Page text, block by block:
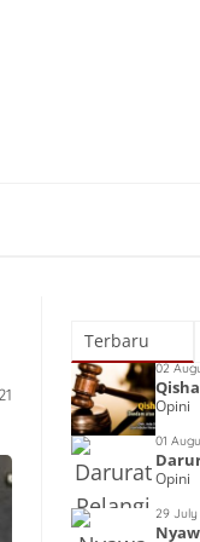
Terbaru
02
Opini
01
Opini
29 July